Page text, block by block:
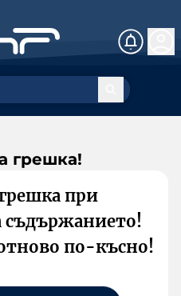
грешка!
при
съдържанието!
по-късно!